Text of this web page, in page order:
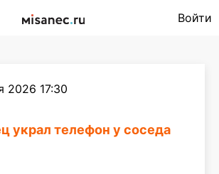
Войти
2026 17:30
украл телефон у соседа